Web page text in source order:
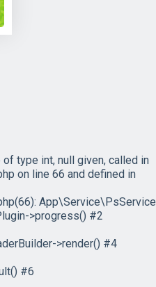
type int, null given, called in
on line 66 and defined in
>progress() #2
>render() #4
#6